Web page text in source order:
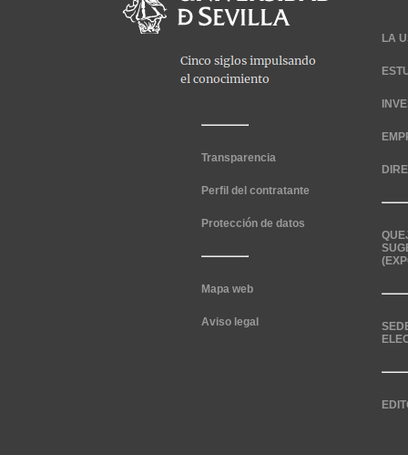
Transparencia
Perfil del contratante
Protección de datos
Mapa web
Aviso legal
LA